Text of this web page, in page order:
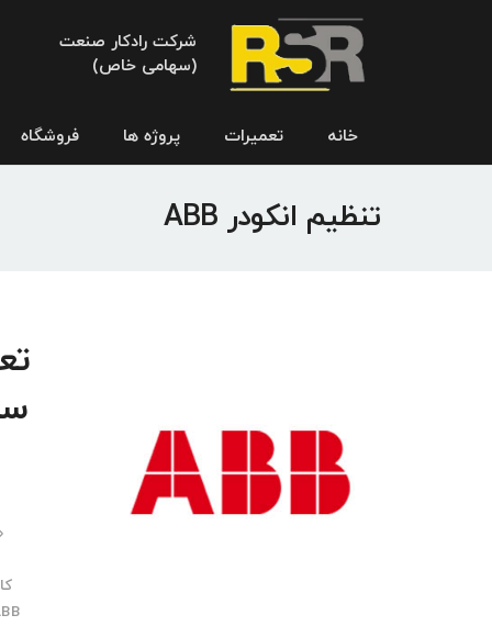
شرکت رادکار صنعت
(سهامی خاص)
خانه تعمیرات پروژه ها فروشگاه
تنظیم انکودر ABB